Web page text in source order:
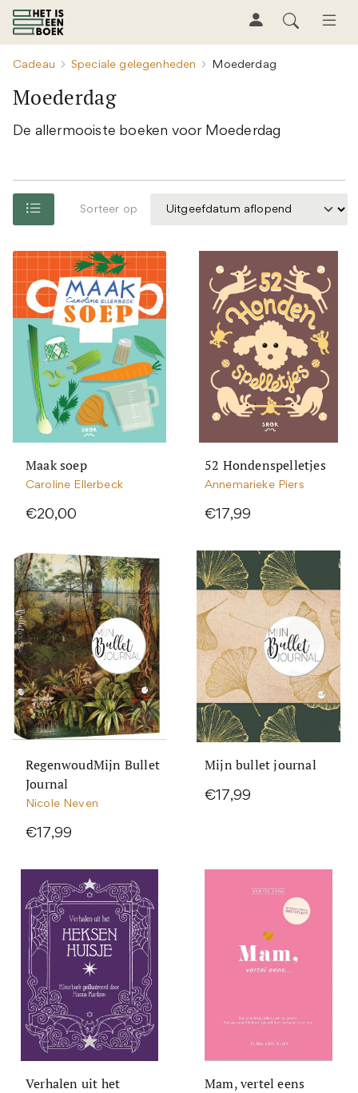
Cadeau Speciale gelegenheden Moederdag
Moederdag
De allermooiste boeken voor Moederdag
Sorteer op
Maak soep
Caroline Ellerbeck
€20,00
52 Hondenspelletjes
Annemarieke Piers
€17,99
RegenwoudMijn Bullet
Journal
Nicole Neven
€17,99
Mijn bullet journal
€17,99
Verhalen uit het
Mam, vertel eens